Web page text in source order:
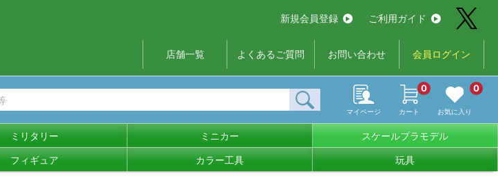
新規会員登録 ご利用ガイド
店舗一覧 よくあるご質問 お問い合わせ 会員ログイン
マイページ カート
0
お気に入り
0
ミリタリー ミニカー スケールプラモデル
フィギュア カラー工具 玩具